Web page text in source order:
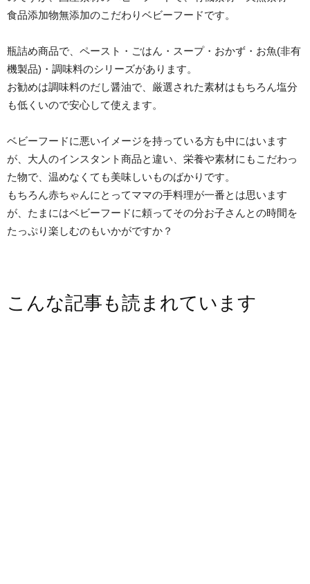
食品添加物無添加のこだわりベビーフードです。
瓶詰め商品で、ペースト・ごはん・スープ・おかず・お魚(非有
機製品)・調味料のシリーズがあります。
お勧めは調味料のだし醤油で、厳選された素材はもちろん塩分
も低くいので安心して使えます。
ベビーフードに悪いイメージを持っている方も中にはいます
が、大人のインスタント商品と違い、栄養や素材にもこだわっ
た物で、温めなくても美味しいものばかりです。
もちろん赤ちゃんにとってママの手料理が一番とは思います
が、たまにはベビーフードに頼ってその分お子さんとの時間を
たっぷり楽しむのもいかがですか？
こんな記事も読まれています